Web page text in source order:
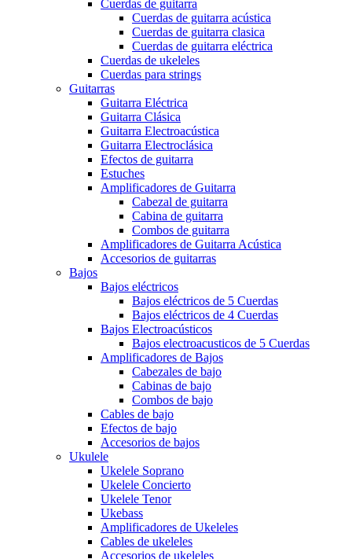
Cuerdas de guitarra
Cuerdas de guitarra acústica
Cuerdas de guitarra clasica
Cuerdas de guitarra eléctrica
Cuerdas de ukeleles
Cuerdas para strings
Guitarras
Guitarra Eléctrica
Guitarra Clásica
Guitarra Electroacústica
Guitarra Electroclásica
Efectos de guitarra
Estuches
Amplificadores de Guitarra
Cabezal de guitarra
Cabina de guitarra
Combos de guitarra
Amplificadores de Guitarra Acústica
Accesorios de guitarras
Bajos
Bajos eléctricos
Bajos eléctricos de 5 Cuerdas
Bajos eléctricos de 4 Cuerdas
Bajos Electroacústicos
Bajos electroacusticos de 5 Cuerdas
Amplificadores de Bajos
Cabezales de bajo
Cabinas de bajo
Combos de bajo
Cables de bajo
Efectos de bajo
Accesorios de bajos
Ukulele
Ukelele Soprano
Ukelele Concierto
Ukelele Tenor
Ukebass
Amplificadores de Ukeleles
Cables de ukeleles
Accesorios de ukeleles